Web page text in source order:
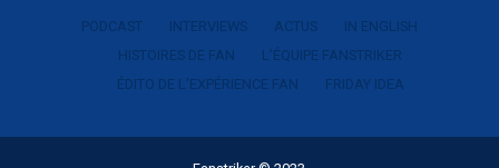
PODCAST INTERVIEWS ACTUS
IN ENGLISH
HISTOIRES DE FAN
L’ÉQUIPE FANSTRIKER
ÉDITO DE L’EXPÉRIENCE FAN
FRIDAY IDEA